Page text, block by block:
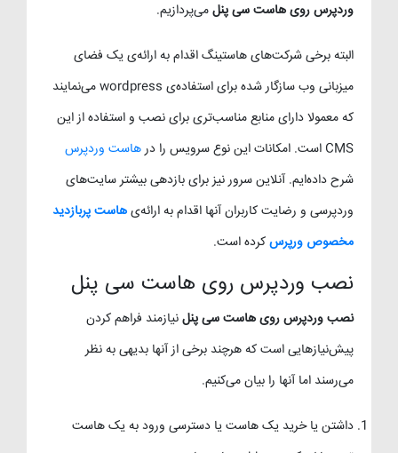
وردپرس روی هاست سی پنلمی‌پردازیم.
البته برخی شرکت‌های هاستینگ اقدام به ارائه‌ی یک فضای
میزبانی وب سازگار شده برای استفاده‌ی wordpress می‌نمایند
که معمولا دارای منابع مناسب‌تری برای نصب و استفاده از این
CMS است. امکانات این نوع سرویس را در
هاست وردپرس
شرح داده‌ایم. آنلاین سرور نیز برای بازدهی بیشتر سایت‌های
وردپرسی و رضایت کاربران آنها اقدام به ارائه‌یهاست پربازدید
مخصوص ورپرسکرده است.
نصب وردپرس روی هاست سی پنل
نصب وردپرس روی هاست سی پنلنیازمند فراهم کردن
پیش‌نیازهایی است که هرچند برخی از آنها بدیهی به نظر
می‌رسند اما آنها را بیان می‌کنیم.
داشتن یا خرید یک هاست یا دسترسی ورود به یک هاست